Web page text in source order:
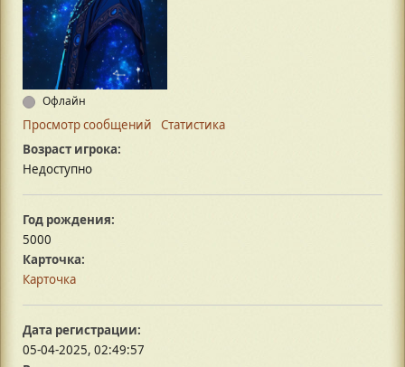
Офлайн
Просмотр сообщений
Статистика
Возраст игрока:
Недоступно
Год рождения:
5000
Карточка:
Карточка
Дата регистрации:
05-04-2025, 02:49:57